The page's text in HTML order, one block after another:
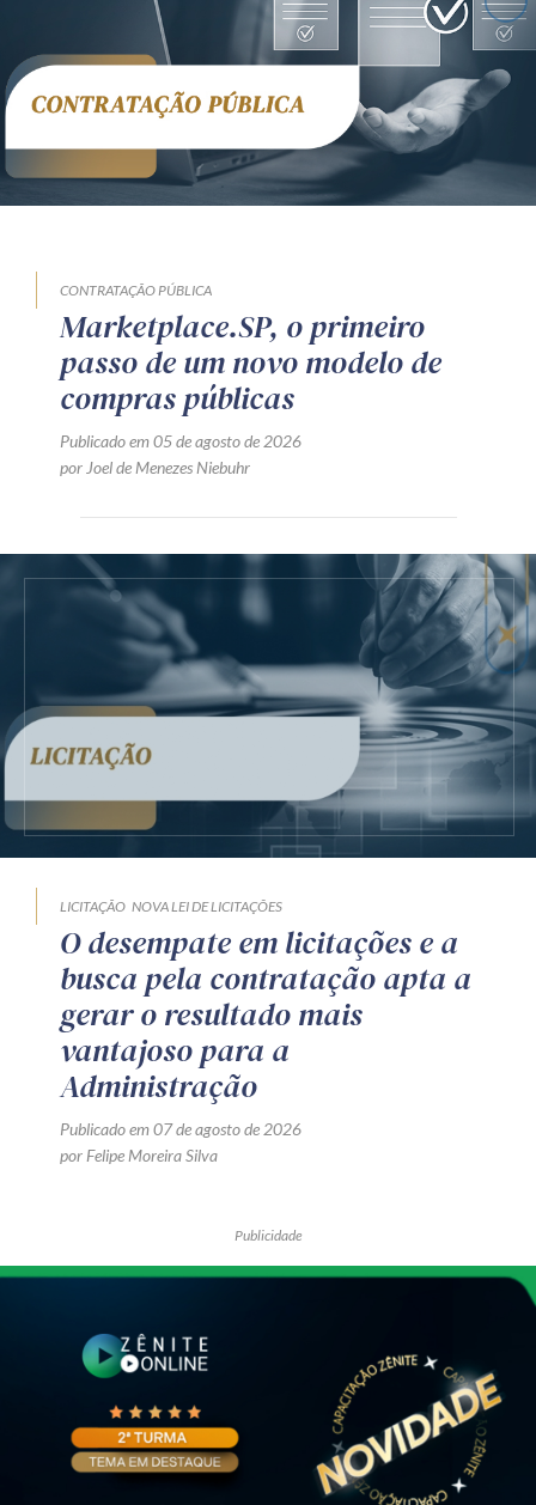
CONTRATAÇÃO PÚBLICA
Marketplace.SP, o primeiro
passo de um novo modelo de
compras públicas
Publicado em 05 de agosto de 2026
por Joel de Menezes Niebuhr
LICITAÇÃO NOVA LEI DE LICITAÇÕES
O desempate em licitações e a
busca pela contratação apta a
gerar o resultado mais
vantajoso para a
Administração
Publicado em 07 de agosto de 2026
por Felipe Moreira Silva
Publicidade